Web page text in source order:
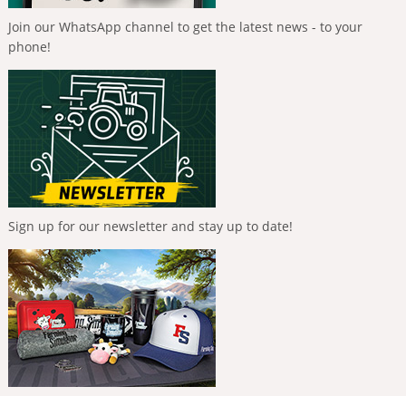
Join our WhatsApp channel to get the latest news - to your
phone!
Sign up for our newsletter and stay up to date!